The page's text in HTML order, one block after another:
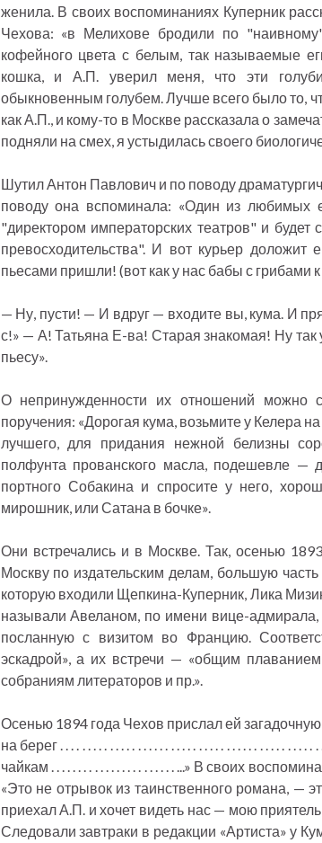
женила. В своих воспоминаниях Куперник
Чехова: «в Мелихове бродили по
кофейного цвета с белым, так называемые
кошка, и А.П. уверил меня, что эти
обыкновенным голубем. Лучше всего было то,
как А.П., и кому-то в Москве рассказала о
подняли на смех, я устыдилась своего
Шутил Антон Павлович и по поводу
поводу она вспоминала: «Один из любимых
"директором императорских театров" и
превосходительства". И вот курьер
пьесами пришли! (вот как у нас бабы с грибами
— Ну, пусти! — И вдруг — входите вы, кума. И
с!» — А! Татьяна Е-ва! Старая знакомая! Ну
пьесу».
О непринужденности их отношений можно
поручения: «Дорогая кума, возьмите у Келера
лучшего, для придания нежной белизны
полфунта прованского масла, подешевле —
портного Собакина и спросите у него,
мирошник, или Сатана в бочке».
Они встречались и в Москве. Так, осенью
Москву по издательским делам, большую
которую входили Щепкина-Куперник, Лика
называли Авеланом, по имени вице-адмирала,
посланную с визитом во Францию.
эскадрой», а их встречи — «общим
собраниям литераторов и пр.».
Осенью 1894 года Чехов прислал ей
на берег . . . . . . . . . . . . . . . . . . . . . . . . . . . . . . . . . . . . . . . . .
чайкам . . . . . . . . . . . . . . . . . . . . . . . ...» В своих
«Это не отрывок из таинственного романа, —
приехал А.П. и хочет видеть нас — мою
Следовали завтраки в редакции «Артиста» у